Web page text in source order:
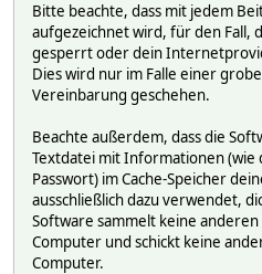
Bitte beachte, dass mit jedem
aufgezeichnet wird, für den Fall,
gesperrt oder dein
Dies wird nur im Falle einer
Vereinbarung geschehen.
Beachte außerdem, dass die
Textdatei mit Informationen (wie
Passwort) im Cache-Speicher
ausschließlich dazu verwendet,
Software sammelt keine
Computer und schickt keine
Computer.